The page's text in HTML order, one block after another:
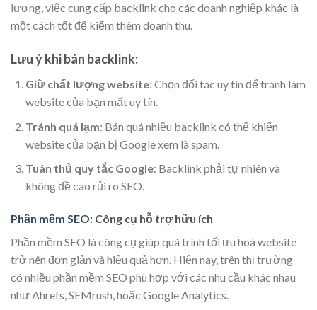
lượng, việc cung cấp backlink cho các doanh nghiệp khác là
một cách tốt để kiếm thêm doanh thu.
Lưu ý khi bán backlink:
Giữ chất lượng website: Chọn đối tác uy tín để tránh làm
website của bạn mất uy tín.
Tránh quá lạm: Bán quá nhiều backlink có thể khiến
website của bạn bị Google xem là spam.
Tuân thủ quy tắc Google: Backlink phải tự nhiên và
không đề cao rủi ro SEO.
Phần mềm SEO: Công cụ hỗ trợ hữu ích
Phần mềm SEO là công cụ giúp quá trình tối ưu hoá website
trở nên đơn giản và hiệu quả hơn. Hiện nay, trên thị trường
có nhiều phần mềm SEO phù hợp với các nhu cầu khác nhau
như Ahrefs, SEMrush, hoặc Google Analytics.